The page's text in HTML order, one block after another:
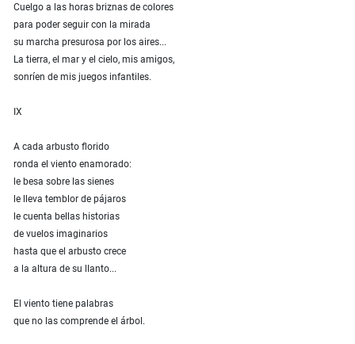
Cuelgo a las horas briznas de colores
para poder seguir con la mirada
su marcha presurosa por los aires...
La tierra, el mar y el cielo, mis amigos,
sonríen de mis juegos infantiles.
IX
A cada arbusto florido
ronda el viento enamorado:
le besa sobre las sienes
le lleva temblor de pájaros
le cuenta bellas historias
de vuelos imaginarios
hasta que el arbusto crece
a la altura de su llanto...
El viento tiene palabras
que no las comprende el árbol.